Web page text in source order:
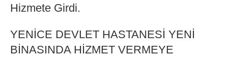
Hizmete Girdi.
YENİCE DEVLET HASTANESİ YENİ
BİNASINDA HİZMET VERMEYE